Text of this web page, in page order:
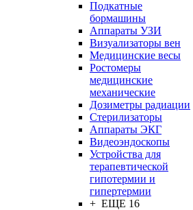
Подкатные
бормашины
Аппараты УЗИ
Визуализаторы вен
Медицинские весы
Ростомеры
медицинские
механические
Дозиметры радиации
Стерилизаторы
Аппараты ЭКГ
Видеоэндоскопы
Устройства для
терапевтической
гипотермии и
гипертермии
+ ЕЩЕ 16